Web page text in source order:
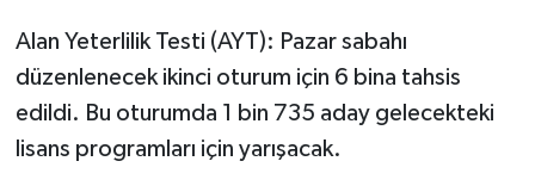
Alan Yeterlilik Testi (AYT): Pazar sabahı
düzenlenecek ikinci oturum için 6 bina tahsis
edildi. Bu oturumda 1 bin 735 aday gelecekteki
lisans programları için yarışacak.